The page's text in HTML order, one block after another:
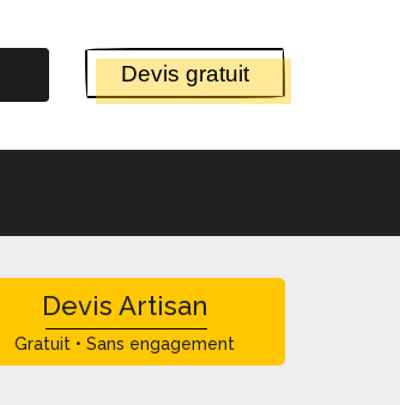
Devis gratuit
Devis Artisan
Gratuit • Sans engagement